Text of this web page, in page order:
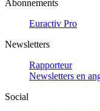
Abonnements
Euractiv Pro
Newsletters
Rapporteur
Newsletters en
Social